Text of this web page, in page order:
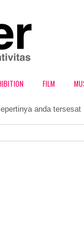
FILM
anda tersesat